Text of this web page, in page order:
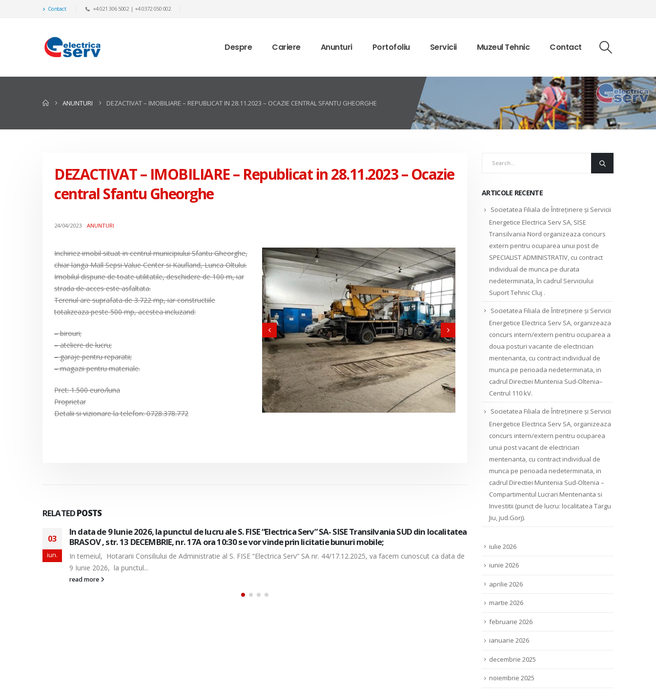
Contact +4 021 306 5002 | +4 0372 050 002
Despre Cariere Anunturi Portofoliu Servicii Muzeul Tehnic Contact
ANUNTURI DEZACTIVAT – IMOBILIARE – REPUBLICAT IN 28.11.2023 – OCAZIE CENTRAL SFANTU GHEORGHE
DEZACTIVAT – IMOBILIARE – Republicat in 28.11.2023 – Ocazie
central Sfantu Gheorghe
24/04/2023 ANUNTURI
Inchiriez imobil situat in centrul municipiului Sfantu Gheorghe,
chiar langa Mall Sepsi Value Center si Kaufland, Lunca Oltului.
Imobilul dispune de toate utilitatile, deschidere de 100 m, iar
strada de acces este asfaltata.
Terenul are suprafata de 3.722 mp, iar constructiile
totalizeaza peste 500 mp, acestea incluzand:
– birouri;
– ateliere de lucru;
– garaje pentru reparatii;
– magazii pentru materiale.
Pret: 1.500 euro/luna
Proprietar
Detalii si vizionare la telefon: 0728.378.772
RELATEDPOSTS
29
apr.
In data de 26 Mai, 2 Iunie si 9 Iunie 2026, la punctul de lucru ale S. FISE “Electrica Serv” SA- SISE Transilvania
SUD din localitatea BRASOV , str. 13 DECEMBRIE, nr. 17A ora 10:30 se vor vinde prin licitatie bunuri mobile
In temeiul, Hotararii Consiliului de Administratie al S. FISE “Electrica Serv” SA nr. 44/17.12.2025, va facem cunoscut ca data
de 26 Mai, 2 Iunie si 9...
read more
Bucuresti sect. 6, str. Costin
completarile...
ARTICOLE RECENTE
Societatea Filiala de Întreţinere şi Servicii
Energetice Electrica Serv SA, SISE
Transilvania Nord organizeaza concurs
extern pentru ocuparea unui post de
SPECIALIST ADMINISTRATIV, cu contract
individual de munca pe durata
nedeterminata, în cadrul Serviciului
Suport Tehnic Cluj .
Societatea Filiala de Întreţinere şi Servicii
Energetice Electrica Serv SA, organizeaza
concurs intern/extern pentru ocuparea a
doua posturi vacante de electrician
mentenanta, cu contract individual de
munca pe perioada nedeterminata, in
cadrul Directiei Muntenia Sud-Oltenia–
Centrul 110 kV.
Societatea Filiala de Întreţinere şi Servicii
Energetice Electrica Serv SA, organizeaza
concurs intern/extern pentru ocuparea
unui post vacant de electrician
mentenanta, cu contract individual de
munca pe perioada nedeterminata, in
cadrul Directiei Muntenia Sud-Oltenia –
Compartimentul Lucrari Mentenanta si
Investitii (punct de lucru: localitatea Targu
Jiu, jud.Gorj).
iulie 2026
iunie 2026
aprilie 2026
martie 2026
februarie 2026
ianuarie 2026
decembrie 2025
noiembrie 2025